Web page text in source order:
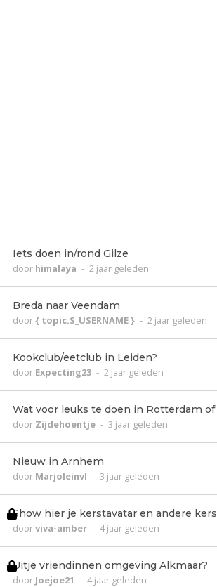
Iets doen in/rond Gilze
door himalaya - 2 jaar geleden
Breda naar Veendam
door{ topic.S_USERNAME } - 2 jaar geleden
Kookclub/eetclub in Leiden?
door Expecting23 - 2 jaar geleden
Wat voor leuks te doen in Rotterdam
door Zijdehoentje - 3 jaar geleden
Nieuw in Arnhem
door Marjoleinvl - 3 jaar geleden
Show hier je kerstavatar en andere
doorviva-amber - 4 jaar geleden
Uitje vriendinnen omgeving Alkmaar?
door Joejoe21 - 4 jaar geleden